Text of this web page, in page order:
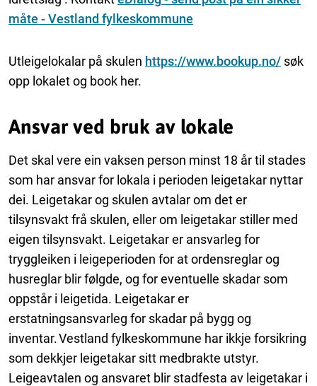
måte - Vestland fylkeskommune
Utleigelokalar på skulen https://www.bookup.no/ søk
opp lokalet og book her.
Ansvar ved bruk av lokale
Det skal vere ein vaksen person minst 18 år til stades
som har ansvar for lokala i perioden leigetakar nyttar
dei. Leigetakar og skulen avtalar om det er
tilsynsvakt frå skulen, eller om leigetakar stiller med
eigen tilsynsvakt. Leigetakar er ansvarleg for
tryggleiken i leigeperioden for at ordensreglar og
husreglar blir følgde, og for eventuelle skadar som
oppstår i leigetida. Leigetakar er
erstatningsansvarleg for skadar på bygg og
inventar. Vestland fylkeskommune har ikkje forsikring
som dekkjer leigetakar sitt medbrakte utstyr.
Leigeavtalen og ansvaret blir stadfesta av leigetakar i